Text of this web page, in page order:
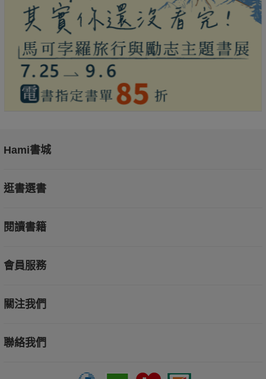
Hami書城
逛書選書
閱讀書籍
會員服務
關注我們
聯絡我們